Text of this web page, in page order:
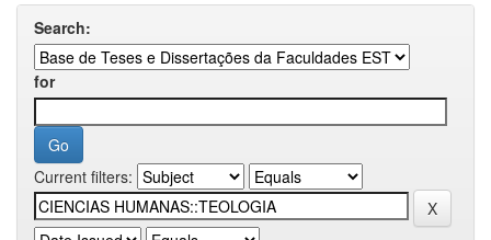
Search:
for
Current filters: